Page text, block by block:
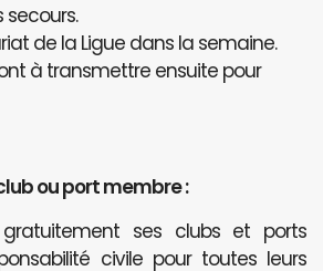
secours.
de la Ligue dans la semaine.
à transmettre ensuite pour
ou port membre :
ses clubs et ports
civile pour toutes leurs